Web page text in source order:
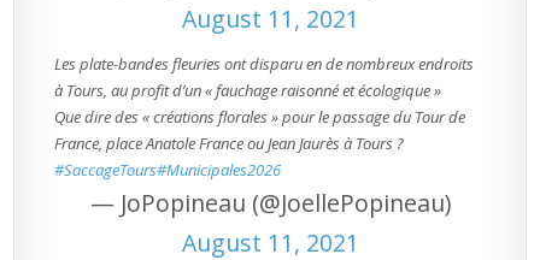
August 11, 2021
Les plate-bandes fleuries ont disparu en de nombreux endroits
à Tours, au profit d’un « fauchage raisonné et écologique »
Que dire des « créations florales » pour le passage du Tour de
France, place Anatole France ou Jean Jaurès à Tours ?
#SaccageTours#Municipales2026
— JoPopineau (@JoellePopineau)
August 11, 2021